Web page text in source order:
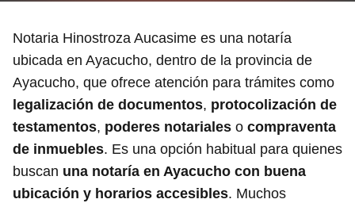
Notaria Hinostroza Aucasime es una notaría
ubicada en Ayacucho, dentro de la provincia de
Ayacucho, que ofrece atención para trámites como
legalización de documentos, protocolización de
testamentos, poderes notariales o compraventa
de inmuebles. Es una opción habitual para quienes
buscan una notaría en Ayacucho con buena
ubicación y horarios accesibles. Muchos